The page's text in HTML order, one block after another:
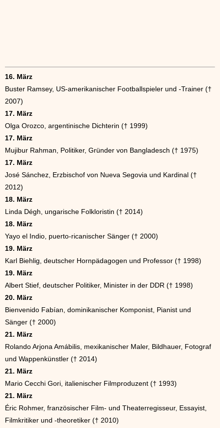
16. März
Buster Ramsey, US-amerikanischer Footballspieler und -Trainer (†
2007)
17. März
Olga Orozco, argentinische Dichterin († 1999)
17. März
Mujibur Rahman, Politiker, Gründer von Bangladesch († 1975)
17. März
José Sánchez, Erzbischof von Nueva Segovia und Kardinal (†
2012)
18. März
Linda Dégh, ungarische Folkloristin († 2014)
18. März
Yayo el Indio, puerto-ricanischer Sänger († 2000)
19. März
Karl Biehlig, deutscher Hornpädagogen und Professor († 1998)
19. März
Albert Stief, deutscher Politiker, Minister in der DDR († 1998)
20. März
Bienvenido Fabían, dominikanischer Komponist, Pianist und
Sänger († 2000)
21. März
Rolando Arjona Amábilis, mexikanischer Maler, Bildhauer, Fotograf
und Wappenkünstler († 2014)
21. März
Mario Cecchi Gori, italienischer Filmproduzent († 1993)
21. März
Éric Rohmer, französischer Film- und Theaterregisseur, Essayist,
Filmkritiker und -theoretiker († 2010)